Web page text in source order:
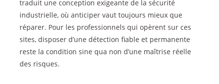
traduit une conception exigeante de la sécurité
industrielle, où anticiper vaut toujours mieux que
réparer. Pour les professionnels qui opèrent sur ces
sites, disposer d’une détection fiable et permanente
reste la condition sine qua non d’une maîtrise réelle
des risques.